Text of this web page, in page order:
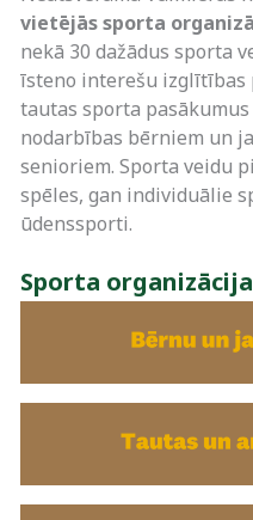
vietējās sporta
nekā 30 dažādus sporta
īsteno interešu izglītības
tautas sporta
nodarbības bērniem un
senioriem. Sporta veidu
spēles, gan individuālie
ūdenssporti.
Sporta